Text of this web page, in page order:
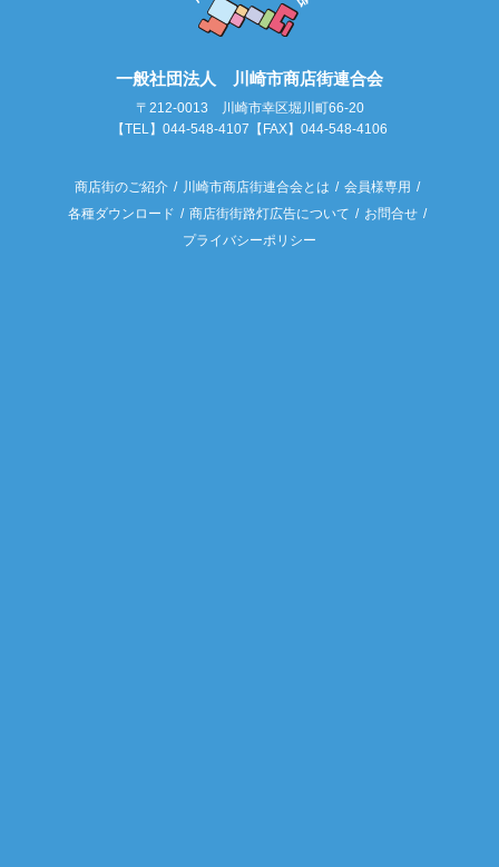
一般社団法人 川崎市商店街連合会
〒212-0013 川崎市幸区堀川町66-20
【TEL】044-548-4107【FAX】044-548-4106
商店街のご紹介 川崎市商店街連合会とは
会員様専用
各種ダウンロード
商店街街路灯広告について
お問合せ
プライバシーポリシー